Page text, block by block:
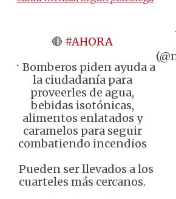
🔴 #AHORA
📌 Bomberos piden ayuda a
la ciudadanía para
proveerles de agua,
bebidas isotónicas,
alimentos enlatados y
caramelos para seguir
combatiendo incendios
♦️ Pueden ser llevados a los
cuarteles más cercanos.